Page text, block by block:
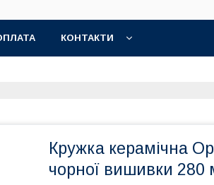
КОНТАКТИ
Кружка керамічна
чорної вишивки 280